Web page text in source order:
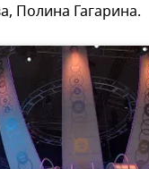
Полина Гагарина.